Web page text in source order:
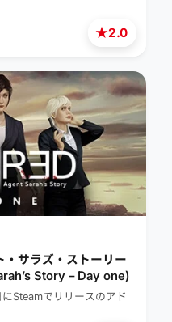
★2.0
・サラズ・ストーリー
Story – Day one)
Steamでリリースのアド